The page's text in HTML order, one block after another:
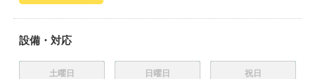
設備・対応
土曜日 日曜日 祝日